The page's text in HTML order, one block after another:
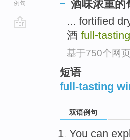
例句
酒味浓重的
... fortified
酒 full-
基于750个网页
短语
full-tasting
双语例句
You can